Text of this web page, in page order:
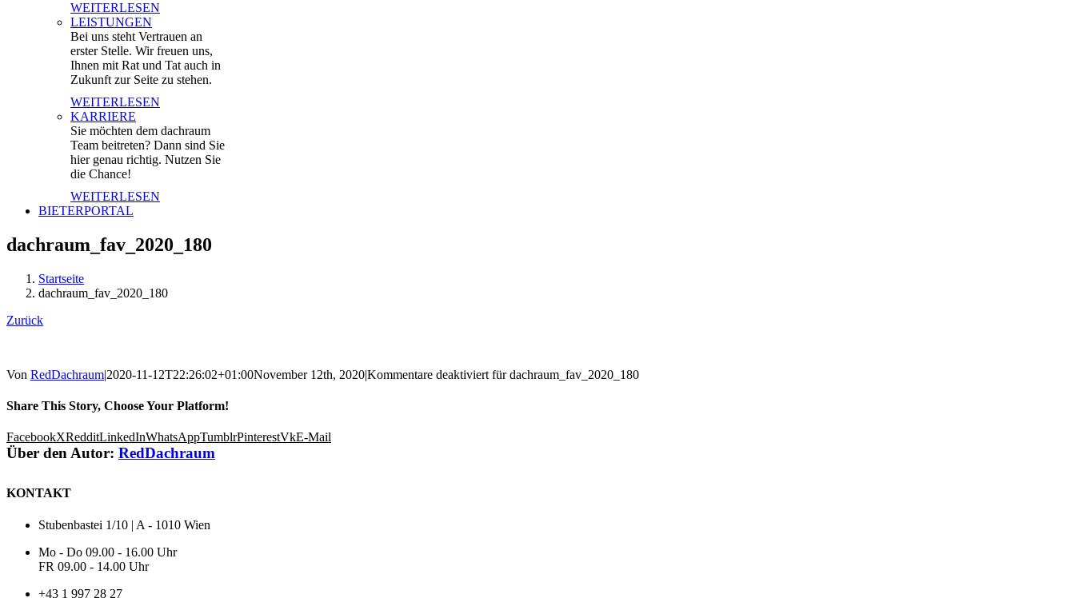
WEITERLESEN
LEISTUNGEN
Bei uns steht Vertrauen an
erster Stelle. Wir freuen uns,
Ihnen mit Rat und Tat auch in
Zukunft zur Seite zu stehen.
WEITERLESEN
KARRIERE
Sie möchten dem dachraum
Team beitreten? Dann sind Sie
hier genau richtig. Nutzen Sie
die Chance!
WEITERLESEN
BIETERPORTAL
dachraum_fav_2020_180
Startseite
dachraum_fav_2020_180
Zurück
Von RedDachraum|2020-11-12T22:26:02+01:00November 12th, 2020|Kommentare deaktiviert für dachraum_fav_2020_180
Share This Story, Choose Your Platform!
FacebookXRedditLinkedInWhatsAppTumblrPinterestVkE-Mail
Über den Autor: RedDachraum
KONTAKT
Stubenbastei 1/10 | A - 1010 Wien
Mo - Do 09.00 - 16.00 Uhr
FR 09.00 - 14.00 Uhr
+43 1 997 28 27